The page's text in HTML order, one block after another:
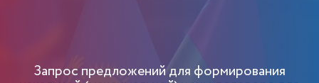
Запрос предложений для формирования